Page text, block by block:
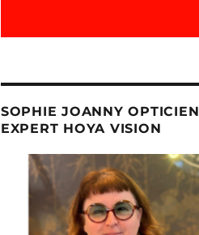
SOPHIE JOANNY OPTICIEN
EXPERT HOYA VISION